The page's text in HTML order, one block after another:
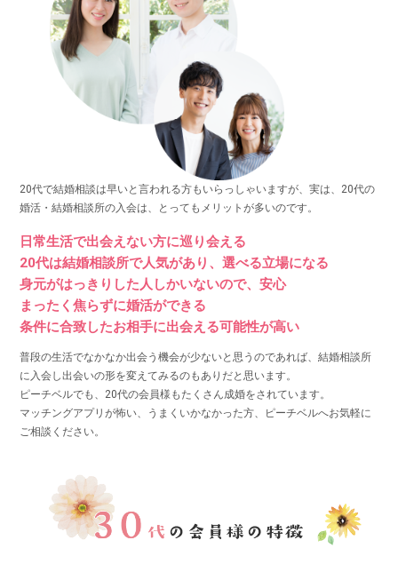
20代で結婚相談は早いと言われる方もいらっしゃいますが、実は、20代の
婚活・結婚相談所の入会は、とってもメリットが多いのです。
日常生活で出会えない方に巡り会える
20代は結婚相談所で人気があり、選べる立場になる
身元がはっきりした人しかいないので、安心
まったく焦らずに婚活ができる
条件に合致したお相手に出会える可能性が高い
普段の生活でなかなか出会う機会が少ないと思うのであれば、結婚相談所
に入会し出会いの形を変えてみるのもありだと思います。
ピーチベルでも、20代の会員様もたくさん成婚をされています。
マッチングアプリが怖い、うまくいかなかった方、ピーチベルへお気軽に
ご相談ください。